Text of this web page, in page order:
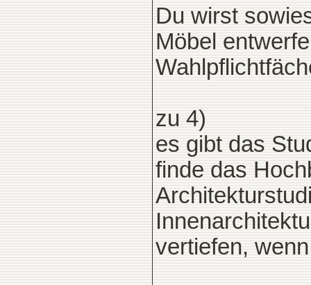
Du wirst
Möbel
zu 4)
es gibt das
finde das
vertiefen,